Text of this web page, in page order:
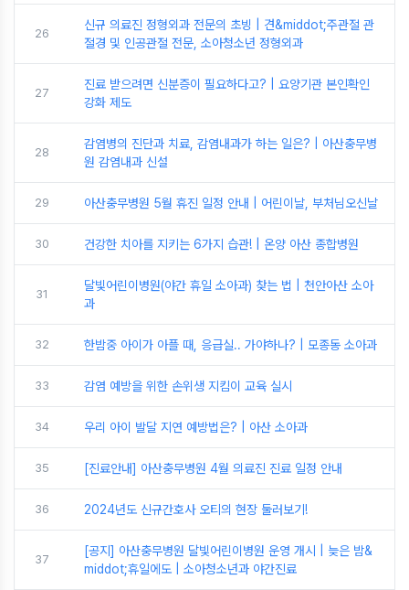
26
신규 의료진 정형외과 전문의 초빙 | 견&middot;주관절 관
절경 및 인공관절 전문, 소아청소년 정형외과
27
진료 받으려면 신분증이 필요하다고? | 요양기관 본인확인
강화 제도
28
감염병의 진단과 치료, 감염내과가 하는 일은? | 아산충무병
원 감염내과 신설
29 아산충무병원 5월 휴진 일정 안내 | 어린이날, 부처님오신날
30 건강한 치아를 지키는 6가지 습관! | 온양 아산 종합병원
31
달빛어린이병원(야간 휴일 소아과) 찾는 법 | 천안아산 소아
과
32 한밤중 아이가 아플 때, 응급실.. 가야하나? | 모종동 소아과
33 감염 예방을 위한 손위생 지킴이 교육 실시
34 우리 아이 발달 지연 예방법은? | 아산 소아과
35 [진료안내] 아산충무병원 4월 의료진 진료 일정 안내
36 2024년도 신규간호사 오티의 현장 둘러보기!
37
[공지] 아산충무병원 달빛어린이병원 운영 개시 | 늦은 밤&
middot;휴일에도 | 소아청소년과 야간진료